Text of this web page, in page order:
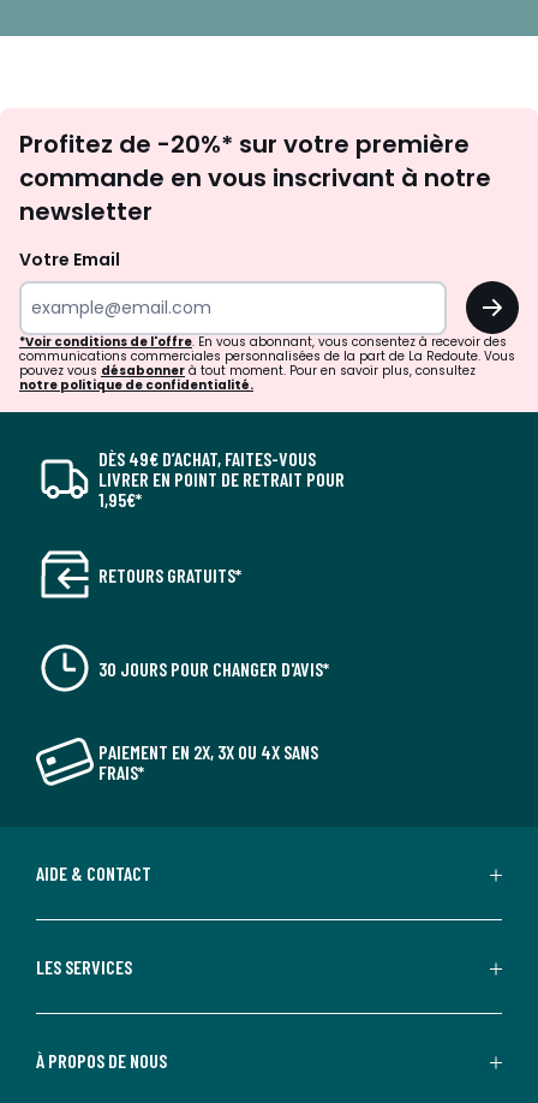
newsletter
Profitez de -20%* sur votre première
commande en vous inscrivant à notre
newsletter
Votre Email
OK
*Voir conditions de l'offre. En vous abonnant, vous consentez à recevoir des
communications commerciales personnalisées de la part de La Redoute. Vous
pouvez vous désabonner à tout moment. Pour en savoir plus, consultez
notre politique de confidentialité.
DÈS 49€ D’ACHAT, FAITES-VOUS
LIVRER EN POINT DE RETRAIT POUR
1,95€*
RETOURS GRATUITS*
30 JOURS POUR CHANGER D'AVIS*
PAIEMENT EN 2X, 3X OU 4X SANS
FRAIS*
AIDE & CONTACT
LES SERVICES
À PROPOS DE NOUS